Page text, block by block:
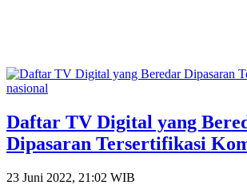
nasional
Daftar TV Digital yang
Dipasaran Tersertifikasi
23 Juni 2022, 21:02 WIB